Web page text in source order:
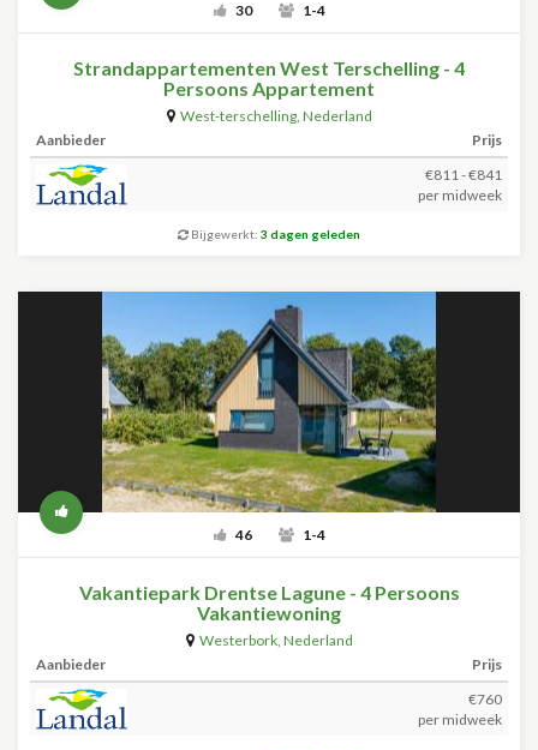
30 1-4
Strandappartementen West Terschelling - 4
Persoons Appartement
West-terschelling, Nederland
Aanbieder
Prijs
€811 - €841
per midweek
Bijgewerkt: 3 dagen geleden
46 1-4
Vakantiepark Drentse Lagune - 4 Persoons
Vakantiewoning
Westerbork, Nederland
Aanbieder
Prijs
€760
per midweek